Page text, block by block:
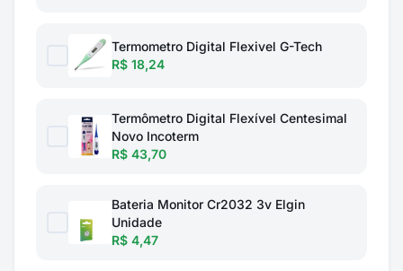
Termometro Digital Flexivel G-Tech
R$ 18,24
Termômetro Digital Flexível Centesimal
Novo Incoterm
R$ 43,70
Bateria Monitor Cr2032 3v Elgin
Unidade
R$ 4,47